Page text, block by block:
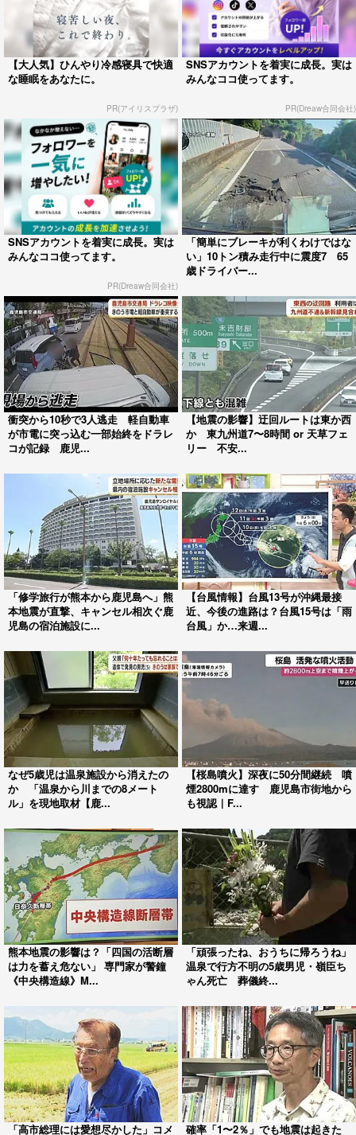
【大人気】ひんやり冷感寝具で快適
な睡眠をあなたに。
PR(アイリスプラザ)
SNSアカウントを着実に成長。実は
みんなココ使ってます。
PR(Dreaw合同会社)
SNSアカウントを着実に成長。実は
みんなココ使ってます。
PR(Dreaw合同会社)
「簡単にブレーキが利くわけではな
い」10トン積み走行中に震度7 65
歳ドライバー...
衝突から10秒で3人逃走 軽自動車
が市電に突っ込む一部始終をドラレ
コが記録 鹿児...
【地震の影響】迂回ルートは東か西
か 東九州道7〜8時間 or 天草フェ
リー 不安...
「修学旅行が熊本から鹿児島へ」熊
本地震が直撃、キャンセル相次ぐ鹿
児島の宿泊施設に...
【台風情報】台風13号が沖縄最接
近、今後の進路は？台風15号は「雨
台風」か…来週...
なぜ5歳児は温泉施設から消えたの
か 「温泉から川までの8メート
ル」を現地取材【鹿...
【桜島噴火】深夜に50分間継続 噴
煙2800mに達す 鹿児島市街地から
も視認｜F...
熊本地震の影響は？「四国の活断層
は力を蓄え危ない」 専門家が警鐘
《中央構造線》M...
「頑張ったね、おうちに帰ろうね」
温泉で行方不明の5歳男児・嶺臣ち
ゃん死亡 葬儀終...
「高市総理には愛想尽かした」コメ
確率「1〜2％」でも地震は起きた